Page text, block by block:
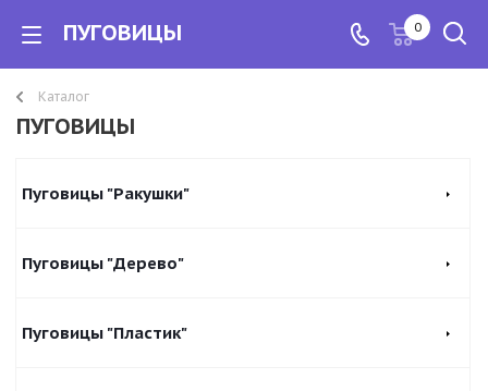
ПУГОВИЦЫ 0
Каталог
ПУГОВИЦЫ
Пуговицы "Ракушки"
Пуговицы "Дерево"
Пуговицы "Пластик"